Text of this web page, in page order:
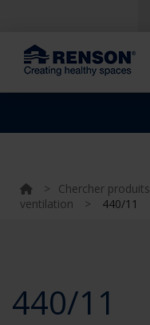
> Chercher produits
ventilation
> 440/11
440/11